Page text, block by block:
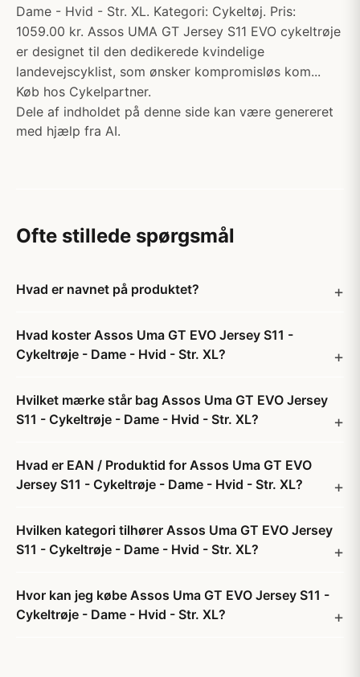
Dame - Hvid - Str. XL. Kategori: Cykeltøj. Pris:
1059.00 kr. Assos UMA GT Jersey S11 EVO cykeltrøje
er designet til den dedikerede kvindelige
landevejscyklist, som ønsker kompromisløs kom...
Køb hos Cykelpartner.
Dele af indholdet på denne side kan være genereret
med hjælp fra AI.
Ofte stillede spørgsmål
Hvad er navnet på produktet?
Hvad koster Assos Uma GT EVO Jersey S11 -
Cykeltrøje - Dame - Hvid - Str. XL?
Hvilket mærke står bag Assos Uma GT EVO Jersey
S11 - Cykeltrøje - Dame - Hvid - Str. XL?
Hvad er EAN / Produktid for Assos Uma GT EVO
Jersey S11 - Cykeltrøje - Dame - Hvid - Str. XL?
Hvilken kategori tilhører Assos Uma GT EVO Jersey
S11 - Cykeltrøje - Dame - Hvid - Str. XL?
Hvor kan jeg købe Assos Uma GT EVO Jersey S11 -
Cykeltrøje - Dame - Hvid - Str. XL?